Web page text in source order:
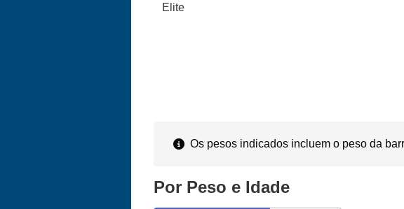
Elite
Os pesos indicados incluem o peso da
Por Peso e Idade